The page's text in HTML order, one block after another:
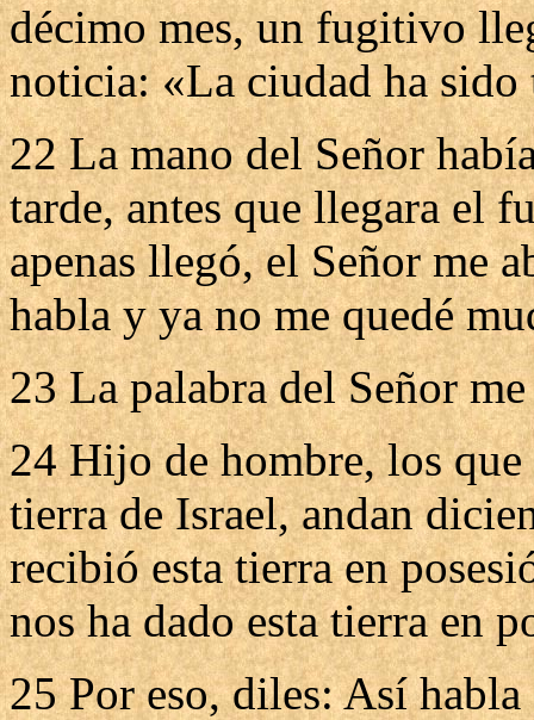
décimo mes, un fugitivo
noticia: «La ciudad ha sido
22 La mano del Señor
tarde, antes que llegara el
apenas llegó, el Señor me
habla y ya no me quedé
23 La palabra del Señor
24 Hijo de hombre, los que
tierra de Israel, andan
recibió esta tierra en
nos ha dado esta tierra en
25 Por eso, diles: Así